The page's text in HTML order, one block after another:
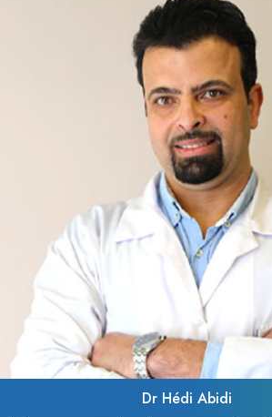
Dr Hédi Abidi